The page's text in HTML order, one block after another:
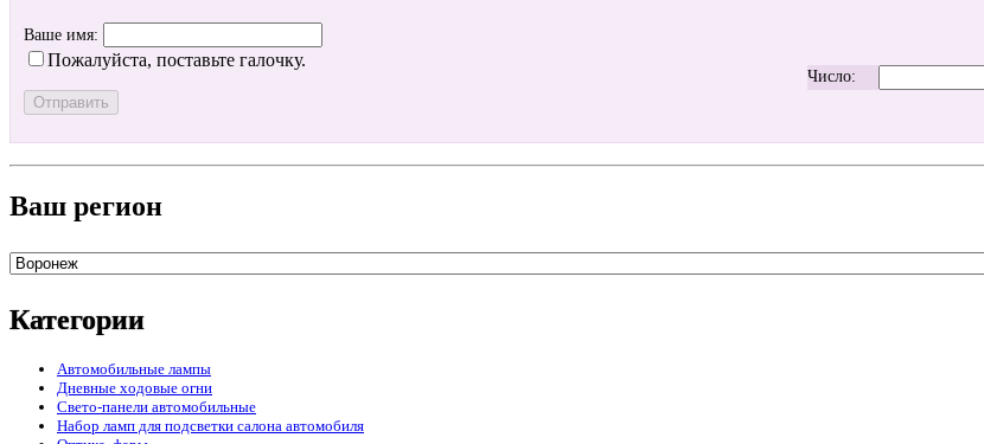
Ваше имя:
Пожалуйста, поставьте галочку.
Число:
Ваш регион
Категории
Автомобильные лампы
Дневные ходовые огни
Свето-панели автомобильные
Набор ламп для подсветки салона автомобиля